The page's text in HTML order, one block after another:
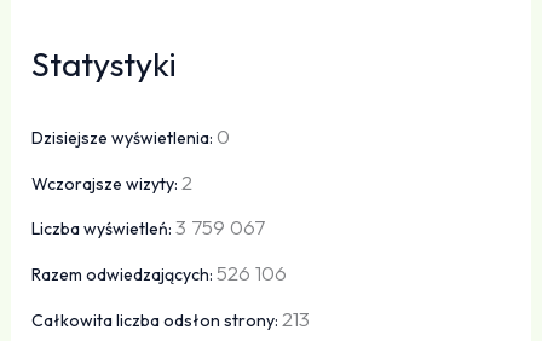
Statystyki
Dzisiejsze wyświetlenia: 0
Wczorajsze wizyty: 2
Liczba wyświetleń:3 759 067
Razem odwiedzających:526 106
Całkowita liczba odsłon strony:213